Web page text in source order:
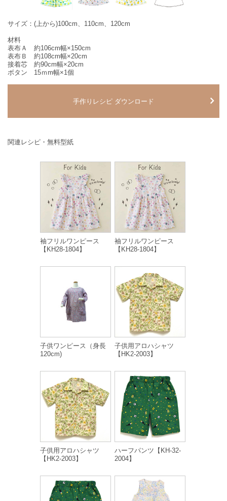
サイズ：(上から)100cm、110cm、120cm
材料
表布Ａ 約106cm幅×150cm
表布Ｂ 約108cm幅×20cm
接着芯 約90cm幅×20cm
ボタン 15ｍm幅×1個
手作りレシピ ダウンロード
関連レシピ・無料型紙
袖フリルワンピース
【KH28-1804】
袖フリルワンピース
【KH28-1804】
子供ワンピース（身長
120cm)
子供用アロハシャツ
【HK2-2003】
子供用アロハシャツ
【HK2-2003】
ハーフパンツ【KH-32-
2004】